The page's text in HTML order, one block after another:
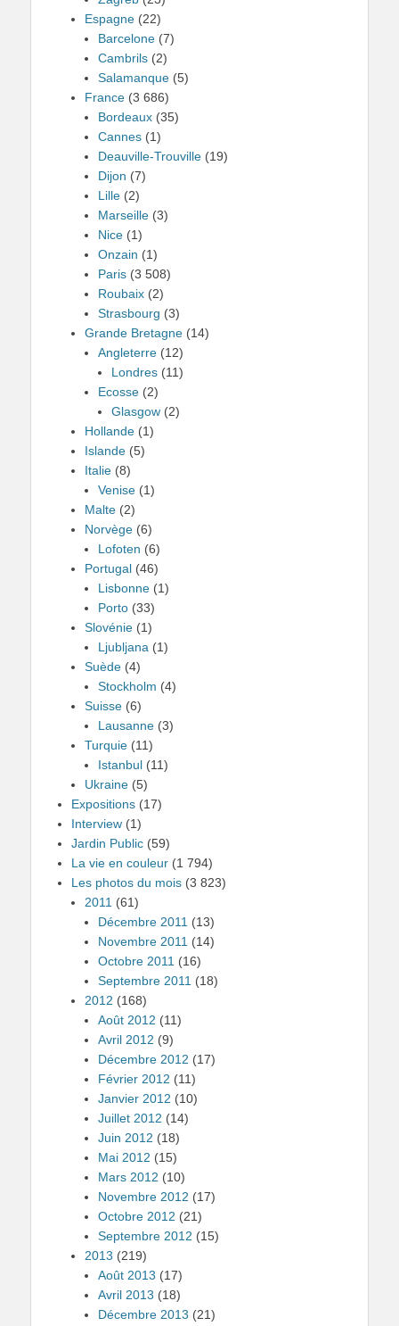
Espagne (22)
Barcelone (7)
Cambrils (2)
Salamanque (5)
France (3 686)
Bordeaux (35)
Cannes (1)
Deauville-Trouville (19)
Dijon (7)
Lille (2)
Marseille (3)
Nice (1)
Onzain (1)
Paris (3 508)
Roubaix (2)
Strasbourg (3)
Grande Bretagne (14)
Angleterre (12)
Londres (11)
Ecosse (2)
Glasgow (2)
Hollande (1)
Islande (5)
Italie (8)
Venise (1)
Malte (2)
Norvège (6)
Lofoten (6)
Portugal (46)
Lisbonne (1)
Porto (33)
Slovénie (1)
Ljubljana (1)
Suède (4)
Stockholm (4)
Suisse (6)
Lausanne (3)
Turquie (11)
Istanbul (11)
Ukraine (5)
Expositions (17)
Interview (1)
Jardin Public (59)
La vie en couleur (1 794)
Les photos du mois (3 823)
2011 (61)
Décembre 2011 (13)
Novembre 2011 (14)
Octobre 2011 (16)
Septembre 2011 (18)
2012 (168)
Août 2012 (11)
Avril 2012 (9)
Décembre 2012 (17)
Février 2012 (11)
Janvier 2012 (10)
Juillet 2012 (14)
Juin 2012 (18)
Mai 2012 (15)
Mars 2012 (10)
Novembre 2012 (17)
Octobre 2012 (21)
Septembre 2012 (15)
2013 (219)
Août 2013 (17)
Avril 2013 (18)
Décembre 2013 (21)